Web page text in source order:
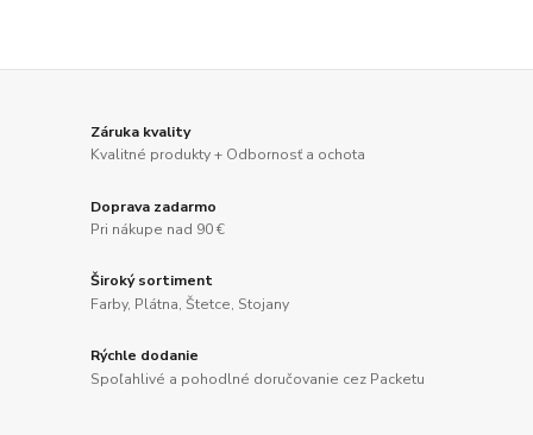
Záruka kvality
Kvalitné produkty + Odbornosť a ochota
Doprava zadarmo
Pri nákupe nad 90 €
Široký sortiment
Farby, Plátna, Štetce, Stojany
Rýchle dodanie
Spoľahlivé a pohodlné doručovanie cez Packetu